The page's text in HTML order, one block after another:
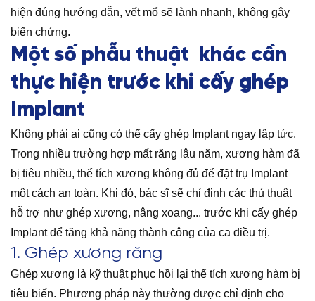
hiện đúng hướng dẫn, vết mổ sẽ lành nhanh, không gây
biến chứng.
Một số phẫu thuật khác cần
thực hiện trước khi cấy ghép
Implant
Không phải ai cũng có thể cấy ghép Implant ngay lập tức.
Trong nhiều trường hợp mất răng lâu năm, xương hàm đã
bị tiêu nhiều, thể tích xương không đủ để đặt trụ Implant
một cách an toàn. Khi đó, bác sĩ sẽ chỉ định các thủ thuật
hỗ trợ như ghép xương, nâng xoang... trước khi cấy ghép
Implant để tăng khả năng thành công của ca điều trị.
1. Ghép xương răng
Ghép xương là kỹ thuật phục hồi lại thể tích xương hàm bị
tiêu biến. Phương pháp này thường được chỉ định cho